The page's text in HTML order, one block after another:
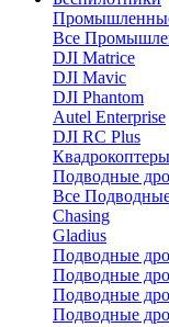
Все
DJI Matrice
DJI Mavic
DJI Phantom
Autel Enterprise
DJI RC Plus
Подводные
Все
Chasing
Gladius
Подводные
Подводные
Подводные
Подводные